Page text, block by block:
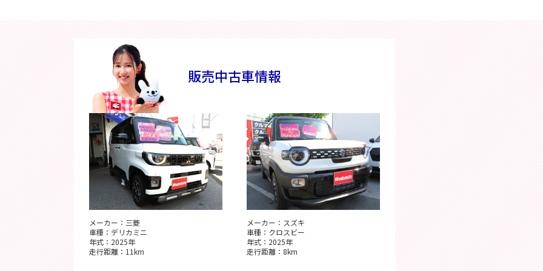
販売中古車情報
メーカー：三菱
車種：デリカミニ
年式：2025年
走行距離：11km
メーカー：スズキ
車種：クロスビー
年式：2025年
走行距離：8km